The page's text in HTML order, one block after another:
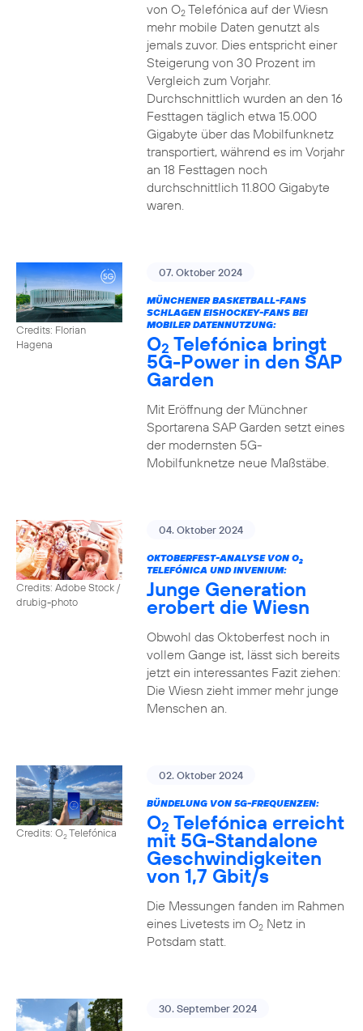
von O2Telefónica auf der Wiesn
mehr mobile Daten genutzt als
jemals zuvor. Dies entspricht einer
Steigerung von 30 Prozent im
Vergleich zum Vorjahr.
Durchschnittlich wurden an den 16
Festtagen täglich etwa 15.000
Gigabyte über das Mobilfunknetz
transportiert, während es im Vorjahr
an 18 Festtagen noch
durchschnittlich 11.800 Gigabyte
waren.
Credits: Florian
Hagena
07. Oktober 2024
MÜNCHENER BASKETBALL-FANS
SCHLAGEN EISHOCKEY-FANS BEI
MOBILER DATENNUTZUNG:
O2 Telefónica bringt
5G-Power in den SAP
Garden
Mit Eröffnung der Münchner
Sportarena SAP Garden setzt eines
der modernsten 5G-
Mobilfunknetze neue Maßstäbe.
Credits: Adobe Stock /
drubig-photo
04. Oktober 2024
OKTOBERFEST-ANALYSE VON O2
TELEFÓNICA UND INVENIUM:
Junge Generation
erobert die Wiesn
Obwohl das Oktoberfest noch in
vollem Gange ist, lässt sich bereits
jetzt ein interessantes Fazit ziehen:
Die Wiesn zieht immer mehr junge
Menschen an.
Credits: O2Telefónica
02. Oktober 2024
BÜNDELUNG VON 5G-FREQUENZEN:
O2 Telefónica erreicht
mit 5G-Standalone
Geschwindigkeiten
von 1,7 Gbit/s
Die Messungen fanden im Rahmen
eines Livetests im O2Netz in
Potsdam statt.
30. September 2024